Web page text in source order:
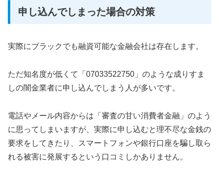
申し込んでしまった場合の対策
実際にブラックでも融資可能な金融会社は存在します。
ただ知名度が低くて「07033522750」のような成りすま
しの闇金業者に申し込んでしまう人が多いです。
電話やメール内容からは「審査の甘い消費者金融」のよう
に思ってしまいますが、実際に申し込むと理不尽な金銭の
要求をしてきたり、スマートフォンや銀行口座を騙し取ら
れる被害に発展するという口コミしかありません。